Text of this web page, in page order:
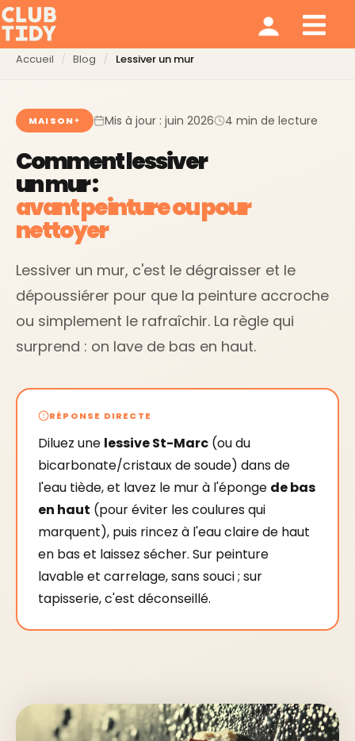
Accueil Blog Lessiver un mur
MAISON Mis à jour : juin 2026 4 min de lecture
Comment lessiver
un mur :
avant peinture ou pour
nettoyer
Lessiver un mur, c'est le dégraisser et le
dépoussiérer pour que la peinture accroche
ou simplement le rafraîchir. La règle qui
surprend : on lave de bas en haut.
RÉPONSE DIRECTE
Diluez une lessive St-Marc (ou du
bicarbonate/cristaux de soude) dans de
l'eau tiède, et lavez le mur à l'éponge de bas
en haut (pour éviter les coulures qui
marquent), puis rincez à l'eau claire de haut
en bas et laissez sécher. Sur peinture
lavable et carrelage, sans souci ; sur
tapisserie, c'est déconseillé.